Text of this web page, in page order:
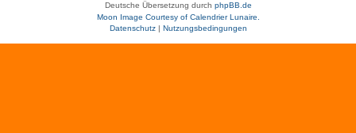
Deutsche Übersetzung durch phpBB.de
Moon Image Courtesy of Calendrier Lunaire.
Datenschutz| Nutzungsbedingungen